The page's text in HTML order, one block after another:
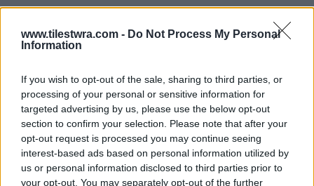
www.tilestwra.com - Do Not Process My Personal
Information
If you wish to opt-out of the sale, sharing to third parties, or
processing of your personal or sensitive information for
targeted advertising by us, please use the below opt-out
section to confirm your selection. Please note that after your
opt-out request is processed you may continue seeing
interest-based ads based on personal information utilized by
us or personal information disclosed to third parties prior to
your opt-out. You may separately opt-out of the further